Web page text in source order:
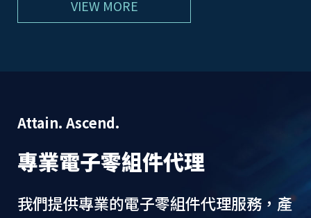
VIEW MORE
Attain. Ascend.
專業電子零組件代理
我們提供專業的電子零組件代理服務，產